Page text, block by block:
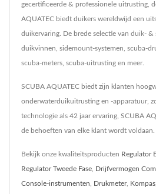
gecertificeerde & professionele uitrusting,
AQUATEC biedt duikers wereldwijd een
duikervaring. De brede selectie van duik-
duikvinnen, sidemount-systemen, scuba-
scuba-meters, scuba-uitrusting en meer.
SCUBA AQUATEC biedt zijn klanten
onderwaterduikuitrusting en -apparatuur,
technologie als 42 jaar ervaring, SCUBA
de behoeften van elke klant wordt voldaan.
Bekijk onze kwaliteitsproducten Regulator
Regulator Tweede Fase Drijfvermogen
Console-instrumenten Drukmeter, Kompas